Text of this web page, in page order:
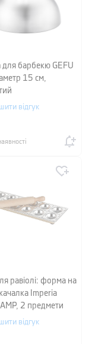
барбекю GEFU
15 см,
відгук
равіолі: форма на
Imperia
2 предмети
відгук